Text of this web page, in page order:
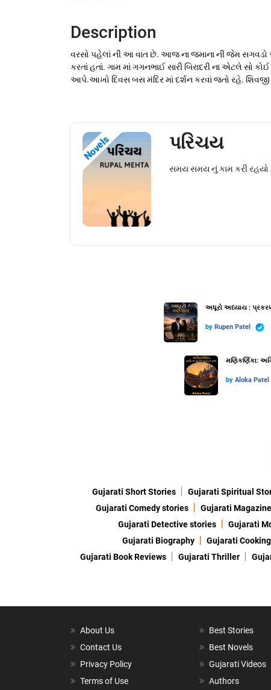
Description
વરસો પહેલાં ની આ વાત છે. આજ ના જમાના ની જેમ સગવડો
કરતાં હતાં. ગામ માં ગગનભાઈ સારી બિરાદરી ના એટલે
આપે.આખો દિવસ બસ મંદિર માં દર્શન કરવાં જતો રહે.
Novels પરિચય
સમય સમય નું કામ કરી રહયો
અધૂરો અધ્યાય :
by Rupen Patel
મણિકર્ણિકા:
by Aloka Patel
Gujarati Short Stories Gujarati Spiritual
Gujarati Comedy stories
Gujarati Magazine
Gujarati Detective stories
Gujarati
Gujarati Biography
Gujarati
Gujarati Book Reviews
Gujarati Thriller
About Us
Contact Us
Privacy Policy
Terms of Use
Best Stories
Best Novels
Gujarati Videos
Authors